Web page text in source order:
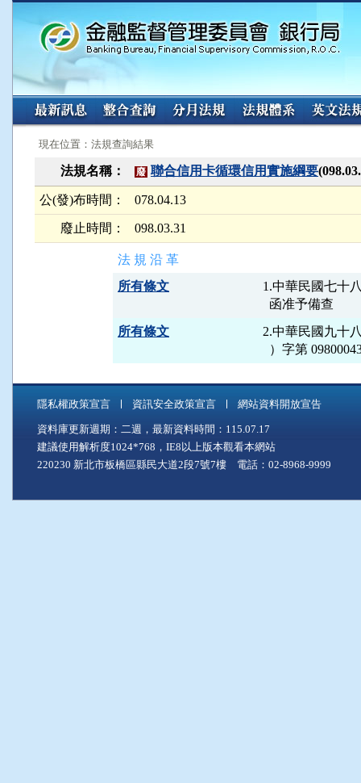
:::
現在位置：法規查詢結果
法規名稱： 廢 聯合信用卡循環信用實施綱要
公(發)布時間： 078.04.13
廢止時間： 098.03.31
法 規 沿 革
所有條文
1.中華民國七十
所有條文
2.中華民國九十
）字第
隱私權政策宣言 資訊安全政策宣言 網站資料開放宣告
資料庫更新週期：二週，最新資料時間：115.07.17
建議使用解析度1024*768，IE8以上版本觀看本網站
220230 新北市板橋區縣民大道2段7號7樓 電話：02-8968-9999